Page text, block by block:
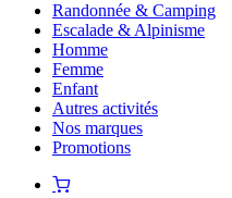
Randonnée & Camping
Escalade & Alpinisme
Homme
Femme
Enfant
Autres activités
Nos marques
Promotions